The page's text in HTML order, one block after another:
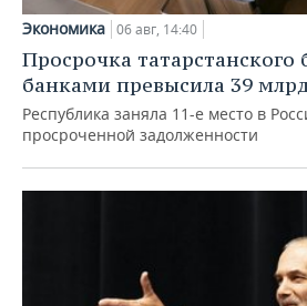
Экономика 06 авг, 14:40
Просрочка татарстанского
банками превысила 39
Республика заняла 11-е место в
просроченной задолженности